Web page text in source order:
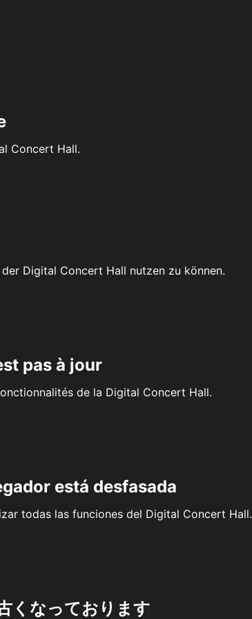
Concert Hall.
Digital Concert Hall nutzen zu können.
pas à jour
de la Digital Concert Hall.
está desfasada
todas las funciones del Digital Concert Hall.
くなっております